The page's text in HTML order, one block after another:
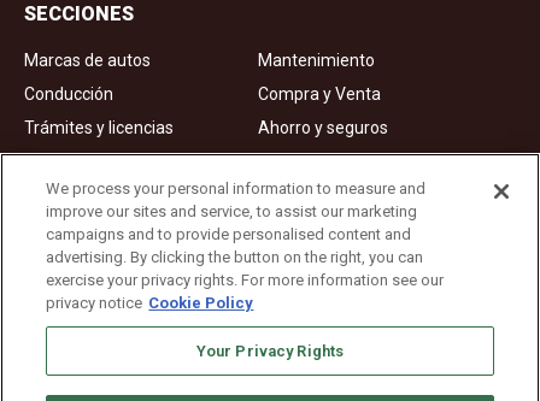
SECCIONES
Marcas de autos
Mantenimiento
Conducción
Compra y Venta
Trámites y licencias
Ahorro y seguros
Noticias
Videos de autos
Ad Choices
About Us
Editorial Guidelines
We process your personal information to measure and
improve our sites and service, to assist our marketing
campaigns and to provide personalised content and
advertising. By clicking the button on the right, you can
exercise your privacy rights. For more information see our
privacy notice Cookie Policy
Your Privacy Rights